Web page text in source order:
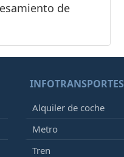
de
INFOTRANSPORTES
Alquiler de coche
Metro
Tren